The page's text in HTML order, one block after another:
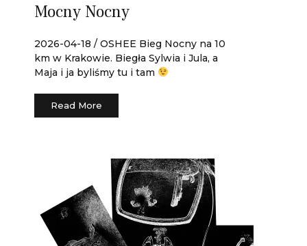
Mocny Nocny
2026-04-18 / OSHEE Bieg Nocny na 10
km w Krakowie. Biegła Sylwia i Jula, a
Maja i ja byliśmy tu i tam
Read More